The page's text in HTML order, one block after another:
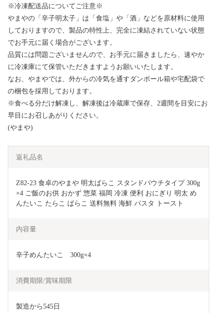
※冷凍配送品についてご注意※
やまやの「辛子明太子」は「食塩」や「酒」などを原材料に使用
しておりますので、製品の特性上、完全に凍結されていない状態
でお手元に届く場合がございます。
品質には問題ございませんので、お手元に届きましたら、速やか
に冷凍庫にて保管いただきますようお願いいたします。
なお、やまやでは、外からの冷気を通すダンボール箱や宅配袋で
の梱包を採用しております。
※食べる分だけ解凍し、解凍後は冷蔵庫で保存、2週間を目安にお
早目にお召しあがりください。
(やまや)
返礼品名
Z82-23 食卓のやまや 明太ばらこ スタンドパウチタイプ 300g
×4 ご飯のお供 おかず 惣菜 福岡 冷凍 便利 おにぎり 明太 め
んたいこ たらこ ばらこ 送料無料 海鮮 パスタ トースト
内容量
辛子めんたいこ　300g×4
消費期限/賞味期限
製造から545日